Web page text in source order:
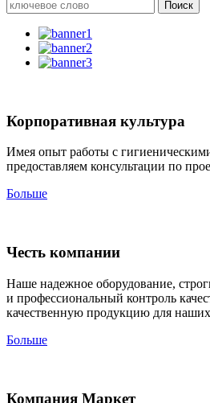
Корпоративная культура
Имея опыт работы с
предоставляем консультации по
Больше
Честь компании
Наше надежное оборудование,
и профессиональный контроль
качественную продукцию для
Больше
Компания Маркет